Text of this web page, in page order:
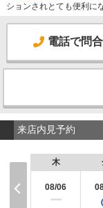
ションされとても便利に
電話で問
来店内見予約
木
08/06
ー